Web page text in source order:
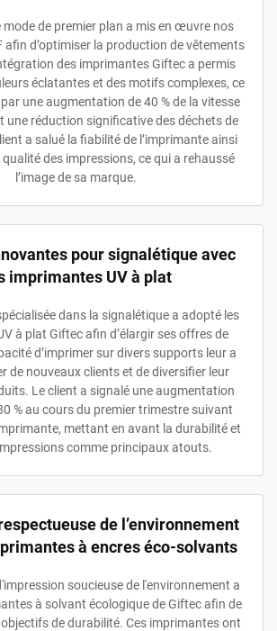
mode de premier plan a mis en œuvre nos
afin d’optimiser la production de vêtements
des imprimantes Giftec a permis
éclatantes et des motifs complexes, ce
une augmentation de 40 % de la vitesse
une réduction significative des déchets de
a salué la fiabilité de l’imprimante ainsi
qualité des impressions, ce qui a rehaussé
l’image de sa marque.
pour signalétique avec
imprimantes UV à plat
dans la signalétique a adopté les
à plat Giftec afin d’élargir ses offres de
d’imprimer sur divers supports leur a
de nouveaux clients et de diversifier leur
Le client a signalé une augmentation
% au cours du premier trimestre suivant
mettant en avant la durabilité et
comme principaux atouts.
de l’environnement
à encres éco-solvants
soucieuse de l'environnement a
à solvant écologique de Giftec afin de
de durabilité. Ces imprimantes ont